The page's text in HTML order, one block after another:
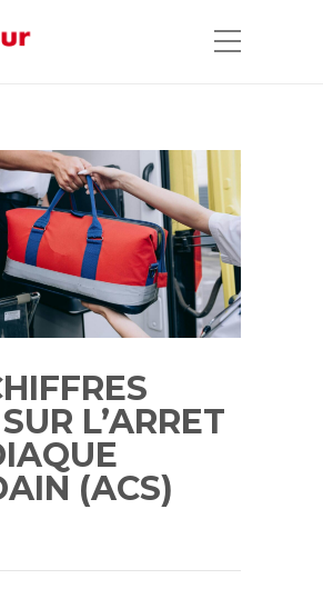
L’ARRET
(ACS)